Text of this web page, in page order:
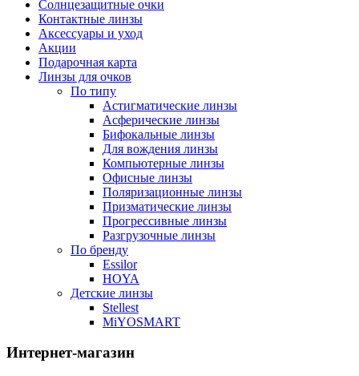
Солнцезащитные очки
Контактные линзы
Аксессуары и уход
Акции
Подарочная карта
Линзы для очков
По типу
Астигматические линзы
Асферические линзы
Бифокальные линзы
Для вождения линзы
Компьютерные линзы
Офисные линзы
Поляризационные линзы
Призматические линзы
Прогрессивные линзы
Разгрузочные линзы
По бренду
Essilor
HOYA
Детские линзы
Stellest
MiYOSMART
Интернет-магазин